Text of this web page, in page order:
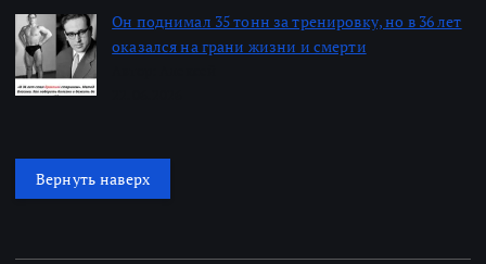
Он поднимал 35 тонн за тренировку, но в 36 лет
оказался на грани жизни и смерти
Вернуть наверх